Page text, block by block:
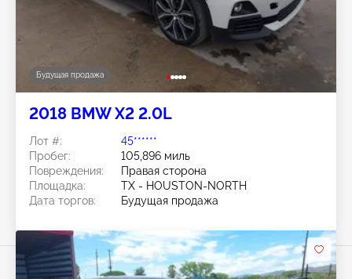
Будущая продажа
2018 BMW X2 2.0L
Лот #:
45******
Пробег:
105,896 миль
Повреждения:
Правая сторона
Площадка:
TX - HOUSTON-NORTH
Дата торгов:
Будущая продажа